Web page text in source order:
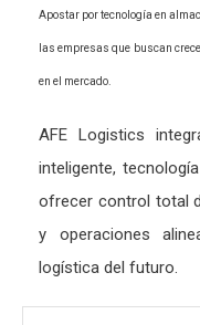
Apostar por tecnología en
las empresas que buscan
en el mercado.
AFE Logistics
inteligente,
ofrecer control total
y operaciones
logística del futuro.